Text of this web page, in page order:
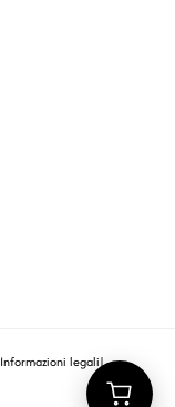
Informazioni legali|